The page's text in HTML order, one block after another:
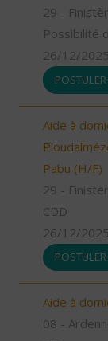
29 -
Possibilité
26/12/2025
POSTULER
Aide à
Pabu (H/F)
29 -
CDD
26/12/2025
POSTULER
Aide à
08 -